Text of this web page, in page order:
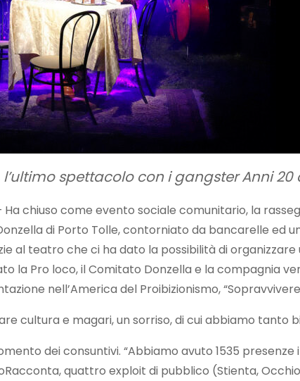
l’ultimo spettacolo con i gangster Anni
Ha chiuso come evento sociale comunitario, la
di Porto Tolle, contorniato da bancarelle ed
al teatro che ci ha dato la possibilità di
la Pro loco, il Comitato Donzella e la compagnia
nell’America del Proibizionismo, “Sopravvivere
cultura e magari, un sorriso, di cui abbiamo tanto
dei consuntivi. “Abbiamo avuto 1535
quattro exploit di pubblico (Stienta,